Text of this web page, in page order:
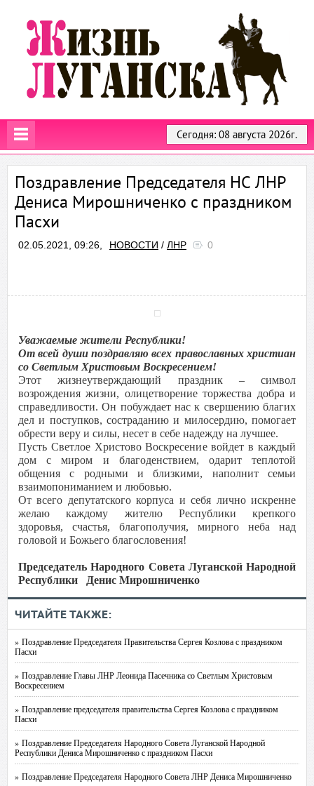
Сегодня: 08 августа 2026г.
Поздравление Председателя НС ЛНР
Дениса Мирошниченко с праздником
Пасхи
02.05.2021, 09:26, НОВОСТИ / ЛНР 0
Уважаемые жители Республики!
От всей души поздравляю всех православных христиан
со Светлым Христовым Воскресением!
Этот жизнеутверждающий праздник – символ
возрождения жизни, олицетворение торжества добра и
справедливости. Он побуждает нас к свершению благих
дел и поступков, состраданию и милосердию, помогает
обрести веру и силы, несет в себе надежду на лучшее.
Пусть Светлое Христово Воскресение войдет в каждый
дом с миром и благоденствием, одарит теплотой
общения с родными и близкими, наполнит семьи
взаимопониманием и любовью.
От всего депутатского корпуса и себя лично искренне
желаю каждому жителю Республики крепкого
здоровья, счастья, благополучия, мирного неба над
головой и Божьего благословения!
Председатель Народного Совета Луганской Народной
Республики Денис Мирошниченко
ЧИТАЙТЕ ТАКЖЕ:
» Поздравление Председателя Правительства Сергея Козлова с праздником
Пасхи
» Поздравление Главы ЛНР Леонида Пасечника со Светлым Христовым
Воскресением
» Поздравление председателя правительства Сергея Козлова с праздником
Пасхи
» Поздравление Председателя Народного Совета Луганской Народной
Республики Дениса Мирошниченко с праздником Пасхи
» Поздравление Председателя Народного Совета ЛНР Дениса Мирошниченко